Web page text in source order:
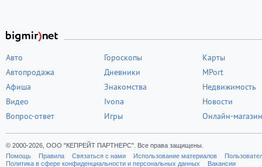
Авто
Автопродажа
Афиша
Видео
Вопрос-ответ
Гороскопы
Дневники
Знакомства
Ivona
Игры
Карты
MPort
Недвижимость
Новости
Онлайн-магазин
© 2000-2026, ООО "КЕПРЕЙТ ПАРТНЕРС". Все права защищены.
Помощь
Правила Связаться с нами Использование материалов
Политика в сфере конфиденциальности и персональных данных
Вакансии